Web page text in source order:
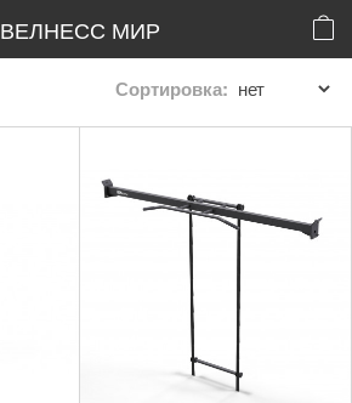
ВЕЛНЕСС МИР
Сортировка: